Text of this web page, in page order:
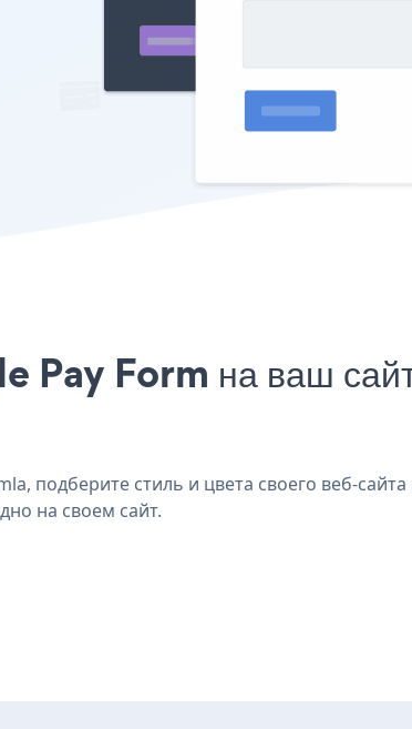
Pay Form на ваш
подберите стиль и цвета своего веб-
на своем сайт.